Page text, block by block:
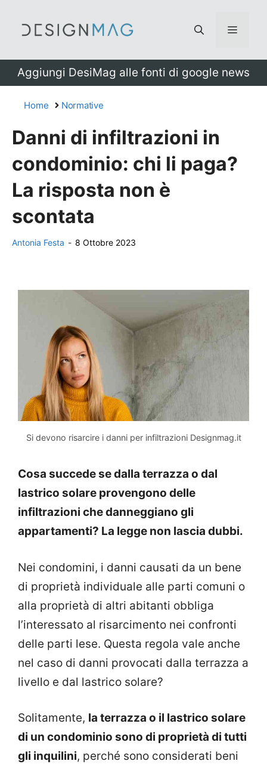
Menu
Aggiungi DesiMag alle fonti di google news
Home Normative
Danni di infiltrazioni in
condominio: chi li paga?
La risposta non è
scontata
Antonia Festa - 8 Ottobre 2023
Si devono risarcire i danni per infiltrazioni Designmag.it
Cosa succede se dalla terrazza o dal
lastrico solare provengono delle
infiltrazioni che danneggiano gli
appartamenti? La legge non lascia dubbi.
Nei condomini, i danni causati da un bene
di proprietà individuale alle parti comuni o
alla proprietà di altri abitanti obbliga
l’interessato al risarcimento nei confronti
delle parti lese. Questa regola vale anche
nel caso di danni provocati dalla terrazza a
livello e dal lastrico solare?
Solitamente, la terrazza o il lastrico solare
di un condominio sono di proprietà di tutti
gli inquilini, perché sono considerati beni